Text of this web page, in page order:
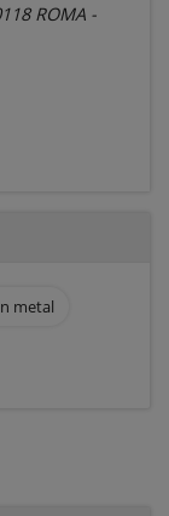
ROMA -
metal